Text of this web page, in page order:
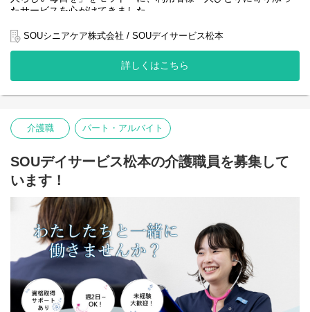
・訪問看護の現場で経験を積みたい方
・地域に貢献できる仕事がしたい方
・助け合える仲間と働きたい方
たサービスを心がけてきました。
おかげさまで地域の方々からの信頼も厚く、利用者様の数も増加
傾向にあります。
このたび、より質の高いケアを提供し、一人でも多くの高齢者の
方々の生活の質の向上に貢献するため、介護職員を募集すること
となりました。
・利用者様増加に伴う負担軽減
・きめ細やかなサービス体制の強化
こうした目的から人員体制の強化を進めています。
私たちと一緒に、高齢者の方々の笑顔あふれる毎日を創りません
【役割】
あなたには、デイサービスでの介護業務全般をお任せします。
・食事・入浴・排泄介助などの身体介護
・レクリエーションや趣味活動の支援
・個別支援計画の作成・実施
・介護記録の記入、ご家族との連携
・チームでの協力体制のもと、温かいケアの提供
SOUシニアケア株式会社 / SOUデイサービス松本
詳しくはこちら
介護職 パート・アルバイト
SOUデイサービス松本の介護職員を募集して
います！